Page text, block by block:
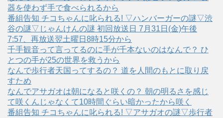
器を使わず手で食べられるから
番組告知 チコちゃんに叱られる! ▽ハンバーガーの謎▽渋
谷の謎▽じゃんけんの謎 初回放送日 7月31日(金)午後
7:57、再放送翌土曜日8時15分から
千手観音って言ってるのに手が千本ないのはなんで？ ひ
とつの手が25の世界を救うから
なんで歩行者天国ってするの？ 道を人間のもとに取り戻
すため
なんでアサガオは朝になると咲くの？ 朝の明るさを感じ
て咲くんじゃなくて10時間ぐらい暗かったから咲く
番組告知 チコちゃんに叱られる! ▽アサガオの謎▽歩行者